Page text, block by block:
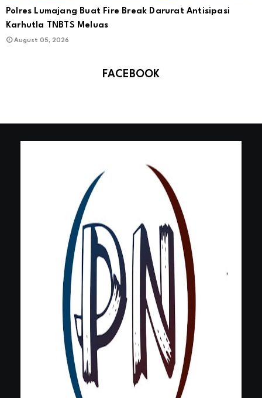
Polres Lumajang Buat Fire Break Darurat Antisipasi
Karhutla TNBTS Meluas
August 05, 2026
FACEBOOK